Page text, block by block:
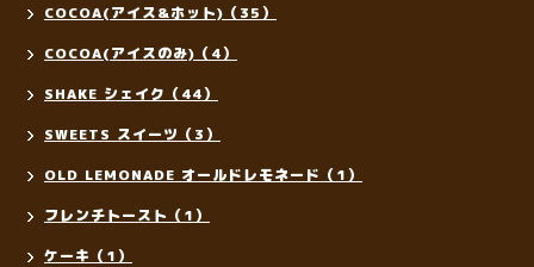
COCOA(アイス&ホット)（35）
COCOA(アイスのみ)（4）
SHAKE シェイク（44）
SWEETS スイーツ（3）
OLD LEMONADE オールドレモネード（1）
フレンチトースト（1）
ケーキ（1）